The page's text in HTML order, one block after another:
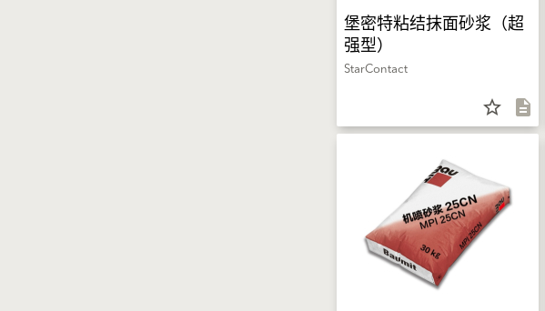
堡密特粘结抹面砂浆（超
强型）
StarContact
star_border description